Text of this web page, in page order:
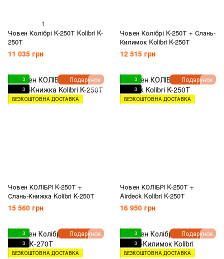
1
Човен Колібрі K-250Т Kolibri K-
250Т
11 035 грн
Човен Колібрі K-250Т + Слань-
Килимок Kolibri K-250Т
12 515 грн
Подарунок
3
3
БЕЗКОШТОВНА ДОСТАВКА
Човен КОЛІБРІ K-250Т +
Слань-Книжка Kolibri K-250Т
15 560 грн
Подарунок
3
3
БЕЗКОШТОВНА ДОСТАВКА
Човен КОЛІБРІ K-250Т +
Airdeck Kolibri K-250Т
16 950 грн
Подарунок
3
3
БЕЗКОШТОВНА ДОСТАВКА
Подарунок
3
3
БЕЗКОШТОВНА ДОСТАВКА